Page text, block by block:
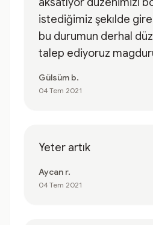
istediğimiz şekılde
bu durumun derhal
talep ediyoruz
Gülsüm b.
04 Tem 2021
Yeter artık
Aycan r.
04 Tem 2021